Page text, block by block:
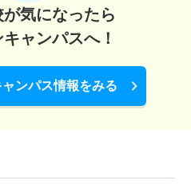
が気になったら
ャンパスへ！
ンパス情報をみる